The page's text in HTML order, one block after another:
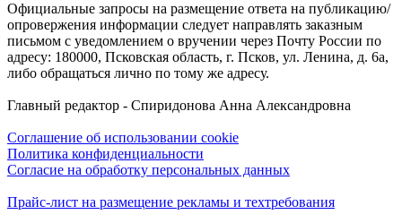
Официальные запросы на размещение ответа на публикацию/
опровержения информации следует направлять заказным
письмом с уведомлением о вручении через Почту России по
адресу: 180000, Псковская область, г. Псков, ул. Ленина, д. 6а,
либо обращаться лично по тому же адресу.
Главный редактор - Спиридонова Анна Александровна
Соглашение об использовании cookie
Политика конфиденциальности
Согласие на обработку персональных данных
Прайс-лист на размещение рекламы и техтребования